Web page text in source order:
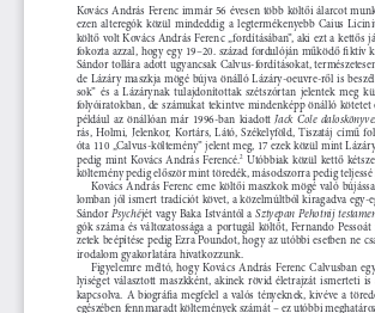
Kovács András Ferenc immár 56 évesen több költői álarcot
ezen  alteregók  közül  mindeddig  a  legtermékenyebb  Caius
költő volt Kovács András Ferenc „fordításában”, aki ezt a kettős
fokozta azzal, hogy egy 19–20. század fordulóján működő fiktív
Sándor tollára adott ugyancsak Calvus-fordításokat,
de  Lázáry  maszkja  mögé  bújva  önálló  Lázáry-oeuvre-ről  is
sok”  és  a  Lázárynak  tulajdonítottak  szétszórtan  jelentek  meg
folyóiratokban, de számukat tekintve mindenképp önálló
például  az  önállóan  már  1996-ban  kiadott Jack  Cole  daloskönyve.
rás,  Holmi,  Jelenkor,  Kortárs,  Látó,  Székelyföld,  Tiszatáj  című
óta 110 „Calvus-költemény” jelent meg, 17 ezek közül mint
pedig  mint  Kovács  András  Ferencé. 2
Utóbbiak  közül  kettő
költemény pedig először mint töredék, másodszorra pedig teljessé
Kovács  András  Ferenc  eme  költői  maszkok  mögé  való
lomban jól ismert tradíciót követ, a közelmúltból kiragadva egy-
Sándor Psychéjét vagy Baka Istvántól a Sztyepan Pehotnij
gók  száma  és  változatossága  a  portugál  költőt,  Fernando  Pessoát
zetek beépítése pedig Ezra Poundot, hogy az utóbbi esetben ne
irodalom gyakorlatára hivatkozzunk.
Figyelemre  méltó,  hogy  Kovács  András  Ferenc  Calvusban
lyiséget  választott  maszkként,  akinek  rövid  életrajzát  ismerteti  is
kapcsolva.  A  biográfia  megfelel  a  valós  tényeknek,  kivéve  a
egészében fennmaradt költemények számát – ez utóbbi